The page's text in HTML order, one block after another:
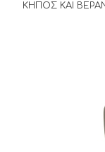
ΚΗΠΟΣ ΚΑΙ